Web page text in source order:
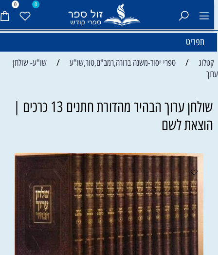
0 0
תפריט
קטלוג / ספרי יסוד-משנה ברורה,רמב"ם,טור,שו"ע /
שו"ע- שולחן
שולחן ערוך הבהיר מהדורת חתנים 13 כרכים |
הוצאת לשם